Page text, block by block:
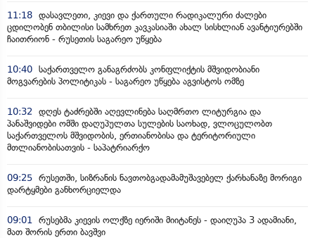
11:18 დასავლეთი, კიევი და ქართული რადიკალური ძალები
ცდილობენ თბილისი სამხრეთ კავკასიაში ახალ სისხლიან ავანტიურებში
ჩაითრიონ - რუსეთის საგარეო უწყება
10:40 საქართველო განაგრძობს კონფლიქტის მშვიდობიანი
მოგვარების პოლიტიკას - საგარეო უწყება აგვისტოს ომზე
10:32 დღეს ტაძრებში აღევლინება საღმრთო ლიტურგია და
პანაშვიდები ომში დაღუპულთა სულების საოხად, ვლოცულობთ
საქართველოს მშვიდობის, ერთიანობისა და ტერიტორიული
მთლიანობისათვის - საპატრიარქო
09:25 რუსეთში, სიზრანის ნავთობგადამამუშავებელ ქარხანაზე მორიგი
დარტყმები განხორციელდა
09:01 რუსებმა კიევის ოლქზე იერიში მიიტანეს - დაიღუპა 3 ადამიანი,
მათ შორის ერთი ბავშვი